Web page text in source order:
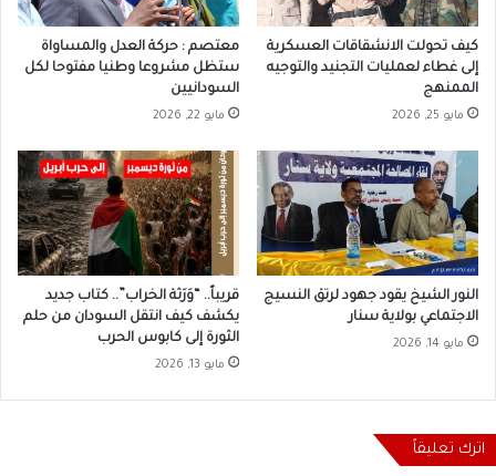
كيف تحولت الانشقاقات العسكرية
إلى غطاء لعمليات التجنيد والتوجيه
الممنهج
مايو 25, 2026
معتصم : حركة العدل والمساواة
ستظل مشروعا وطنيا مفتوحا لكل
السودانيين
مايو 22, 2026
النور الشيخ يقود جهود لرتق النسيج
الاجتماعي بولاية سنار
مايو 14, 2026
قريباً.. “وَرَثة الخراب”.. كتاب جديد
يكشف كيف انتقل السودان من حلم
الثورة إلى كابوس الحرب
مايو 13, 2026
اترك تعليقاً